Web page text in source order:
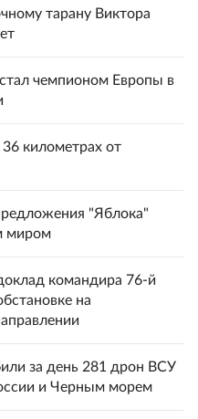
тарану Виктора
чемпионом Европы в
километрах от
"Яблока"
миром
командира 76-й
на
за день 281 дрон ВСУ
и Черным морем